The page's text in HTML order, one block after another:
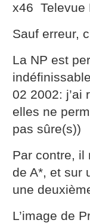
x46 Televue
Sauf erreur,
La NP est
02 2002: j’ai
elles ne
pas sûre(s))
Par contre, il
de A*, et sur
une
L’image de